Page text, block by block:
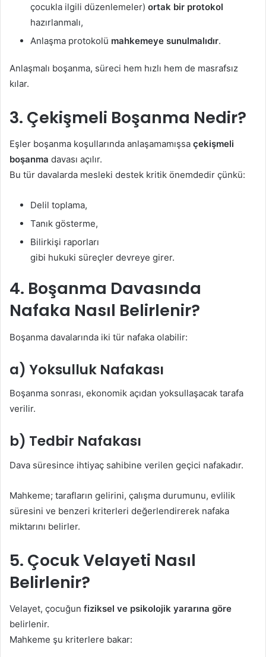
çocukla ilgili düzenlemeler) ortak bir protokol
hazırlanmalı,
Anlaşma protokolü mahkemeye sunulmalıdır.
Anlaşmalı boşanma, süreci hem hızlı hem de masrafsız
kılar.
3. Çekişmeli Boşanma Nedir?
Eşler boşanma koşullarında anlaşamamışsa çekişmeli
boşanma davası açılır.
Bu tür davalarda mesleki destek kritik önemdedir çünkü:
Delil toplama,
Tanık gösterme,
Bilirkişi raporları
gibi hukuki süreçler devreye girer.
4. Boşanma Davasında
Nafaka Nasıl Belirlenir?
Boşanma davalarında iki tür nafaka olabilir:
a) Yoksulluk Nafakası
Boşanma sonrası, ekonomik açıdan yoksullaşacak tarafa
verilir.
b) Tedbir Nafakası
Dava süresince ihtiyaç sahibine verilen geçici nafakadır.
Mahkeme; tarafların gelirini, çalışma durumunu, evlilik
süresini ve benzeri kriterleri değerlendirerek nafaka
miktarını belirler.
5. Çocuk Velayeti Nasıl
Belirlenir?
Velayet, çocuğun fiziksel ve psikolojik yararına göre
belirlenir.
Mahkeme şu kriterlere bakar: